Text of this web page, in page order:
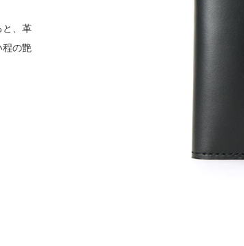
と、革
程の艶